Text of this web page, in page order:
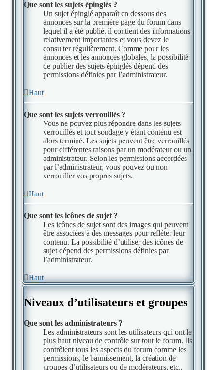
Que sont les sujets épinglés ?
Un sujet épinglé apparaît en dessous des
annonces sur la première page du forum dans
lequel il a été publié. il contient des informations
relativement importantes et vous devez le
consulter régulièrement. Comme pour les
annonces et les annonces globales, la possibilité
de publier des sujets épinglés dépend des
permissions définies par l’administrateur.
Haut
Que sont les sujets verrouillés ?
Vous ne pouvez plus répondre dans les sujets
verrouillés et tout sondage y étant contenu est
alors terminé. Les sujets peuvent être verrouillés
pour différentes raisons par un modérateur ou un
administrateur. Selon les permissions accordées
par l’administrateur, vous pouvez ou non
verrouiller vos propres sujets.
Haut
Que sont les icônes de sujet ?
Les icônes de sujet sont des images qui peuvent
être associées à des messages pour refléter leur
contenu. La possibilité d’utiliser des icônes de
sujet dépend des permissions définies par
l’administrateur.
Haut
Niveaux d’utilisateurs et groupes
Que sont les administrateurs ?
Les administrateurs sont les utilisateurs qui ont le
plus haut niveau de contrôle sur tout le forum. Ils
contrôlent tous les aspects du forum comme les
permissions, le bannissement, la création de
groupes d’utilisateurs ou de modérateurs, etc.,